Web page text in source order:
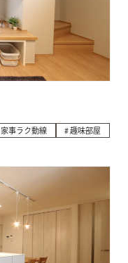
家事ラク動線 趣味部屋